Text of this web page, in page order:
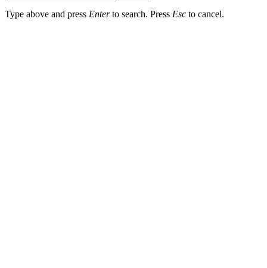
Type above and press Enterto search. Press Esc to cancel.